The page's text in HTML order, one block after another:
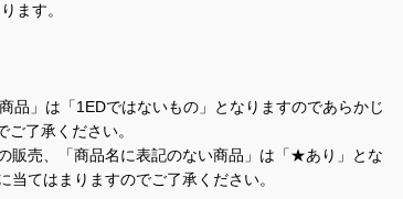
ます。
品」は「1EDではないもの」となりますのであらかじ
了承ください。
売、「商品名に表記のない商品」は「★あり」とな
てはまりますのでご了承ください。